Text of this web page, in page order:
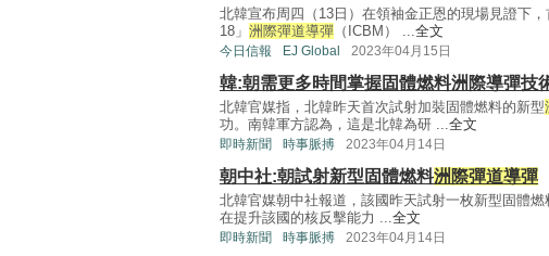
北韓宣布周四（13日）在領袖金正恩的現場見證下
18」 洲際彈道導彈 （ICBM） ...全文
今日信報 EJ Global 2023年04月15日
韓:朝需更多時間掌握固體燃料洲際導彈技
北韓官媒指，北韓昨天首次試射加裝固體燃料的新型
功。南韓軍方認為，這是北韓為研 ...全文
即時新聞 時事脈搏 2023年04月14日
朝中社:朝試射新型固體燃料洲際彈道導彈
北韓官媒朝中社報道，該國昨天試射一枚新型固體燃
在提升該國的核反擊能力 ...全文
即時新聞 時事脈搏 2023年04月14日